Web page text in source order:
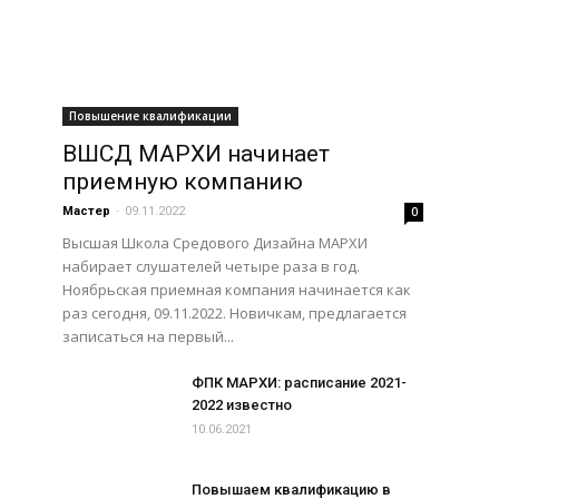
Повышение квалификации
ВШСД МАРХИ начинает
приемную компанию
Мастер - 09.11.2022 0
Высшая Школа Средового Дизайна МАРХИ
набирает слушателей четыре раза в год.
Ноябрьская приемная компания начинается как
раз сегодня, 09.11.2022. Новичкам, предлагается
записаться на первый...
ФПК МАРХИ: расписание 2021-
2022 известно
10.06.2021
Повышаем квалификацию в